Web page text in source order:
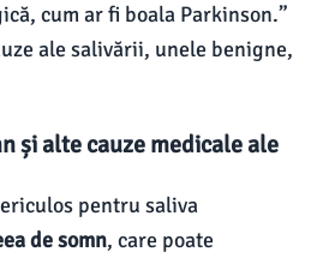
cum ar fi boala Parkinson.”
ale salivării, unele benigne,
și alte cauze medicale ale
pentru saliva
de somn, care poate